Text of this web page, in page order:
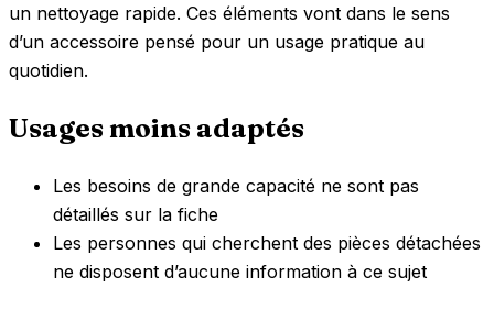
un nettoyage rapide. Ces éléments vont dans le sens
d’un accessoire pensé pour un usage pratique au
quotidien.
Usages moins adaptés
Les besoins de grande capacité ne sont pas
détaillés sur la fiche
Les personnes qui cherchent des pièces détachées
ne disposent d’aucune information à ce sujet